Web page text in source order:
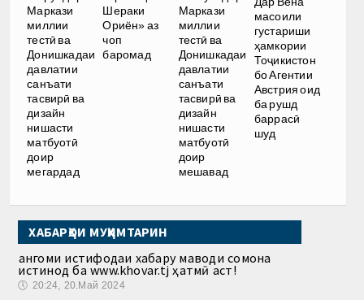
Маркази
миллии
тестӣ ва
Донишкадаи
давлатии
санъати
тасвирӣ ва
дизайн
нишасти
матбуотӣ
доир
мегардад
Шераки
Ориён» аз
чоп
баромад
Маркази
миллии
тестӣ ва
Донишкадаи
давлатии
санъати
тасвирӣ ва
дизайн
нишасти
матбуотӣ
доир
мешавад
масоили
густариши
ҳамкории
Тоҷикистон
бо Агентии
Австрия оид
ба рушд
баррасӣ
шуд
ХАБАРҲОИ МУҲИМТАРИН
Ҳангоми истифодаи хабару маводи сомона
истинод ба www.khovar.tj ҳатмӣ аст!
🕔 20:24, 20.Май 2024